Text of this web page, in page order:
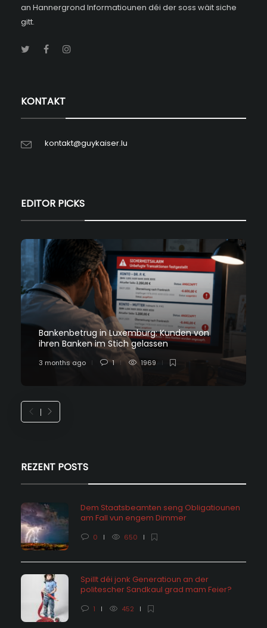
an Hannergrond Informatiounen déi der soss wäit siche
gitt.
KONTAKT
kontakt@guykaiser.lu
EDITOR PICKS
Bankenbetrug in Luxemburg: Kunden von
ihren Banken im Stich gelassen
3 months ago 1 1969
REZENT POSTS
Dem Staatsbeamten seng Obligatiounen
am Fall vun engem Dimmer
0 650
Spillt déi jonk Generatioun an der
politescher Sandkaul grad mam Feier?
1 452